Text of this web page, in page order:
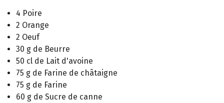
4 Poire
2 Orange
2 Oeuf
30 g de Beurre
50 cl de Lait d'avoine
75 g de Farine de châtaigne
75 g de Farine
60 g de Sucre de canne